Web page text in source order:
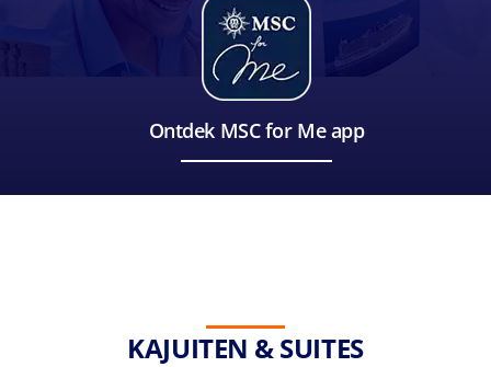
Ontdek MSC for Me app
KAJUITEN & SUITES